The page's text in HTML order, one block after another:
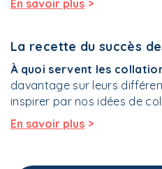
En savoir plus >
La recette du succès
À quoi servent les
davantage sur leurs
inspirer par nos idées de
En savoir plus >